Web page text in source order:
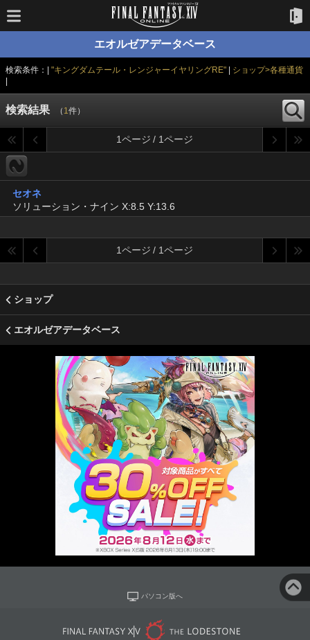
エオルゼアデータベース
検索条件：| "キングダムテール・レンジャーイヤリングRE"|
ショップ>各種通貨
検索結果 （ 1件）
1ページ / 1ページ
セオネ
ソリューション・ナイン X:8.5 Y:13.6
1ページ / 1ページ
ショップ
エオルゼアデータベース
パソコン版へ